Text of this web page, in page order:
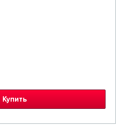
Купить